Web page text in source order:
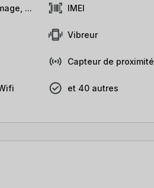
... IMEI
Vibreur
Capteur de proximité
et 40 autres